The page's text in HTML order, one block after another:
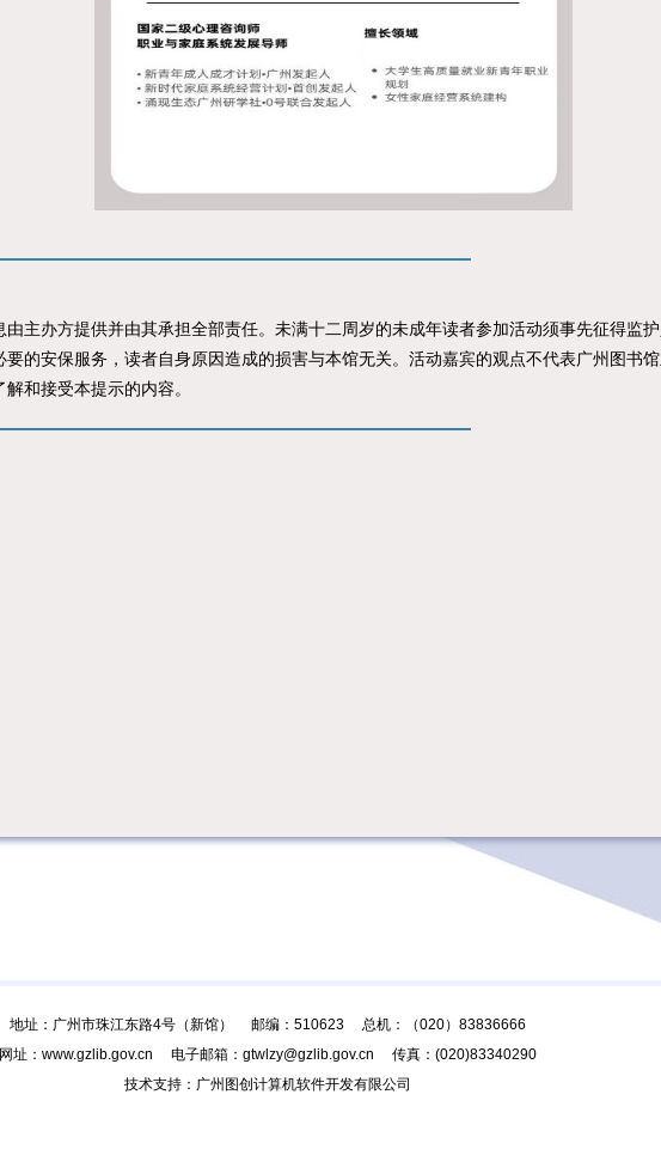
办方提供并由其承担全部责任。未满十二周岁的未成年读者参加活动须事先征得监护
要的安保服务，读者自身原因造成的损害与本馆无关。活动嘉宾的观点不代表广州图书
和接受本提示的内容。
地址：广州市珠江东路4号（新馆） 邮编：510623 总机：（020）83836666
网址：www.gzlib.gov.cn 电子邮箱：gtwlzy@gzlib.gov.cn 传真：(020)83340290
技术支持：广州图创计算机软件开发有限公司